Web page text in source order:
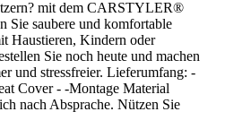
mit dem CARSTYLER®
Sie saubere und komfortable
Haustieren, Kindern oder
Sie noch heute und machen
und stressfreier. Lieferumfang: -
Cover - -Montage Material
nach Absprache. Nützen Sie